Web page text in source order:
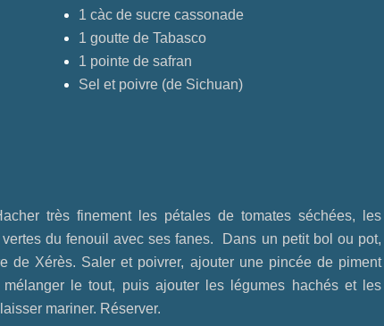
1 càc de sucre cassonade
1 goutte de Tabasco
1 pointe de safran
Sel et poivre (de Sichuan)
très finement les pétales de tomates séchées, les
du fenouil avec ses fanes. Dans un petit bol ou pot,
de Xérès. Saler et poivrer, ajouter une pincée de piment
le tout, puis ajouter les légumes hachés et les
mariner. Réserver.